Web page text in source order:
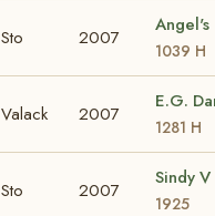
Sto 2007
1039 H
Valack 2007
E.G.
1281 H
Sto 2007
Sindy V
1925